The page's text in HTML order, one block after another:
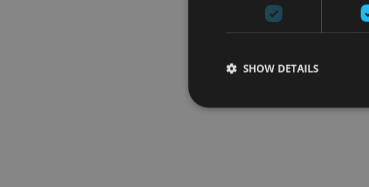
SHOW DETAILS